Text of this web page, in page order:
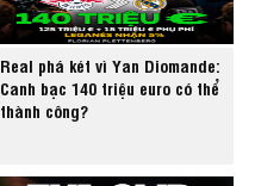
Real phá két vì Yan Diomande:
Canh bạc 140 triệu euro có thể
thành công?